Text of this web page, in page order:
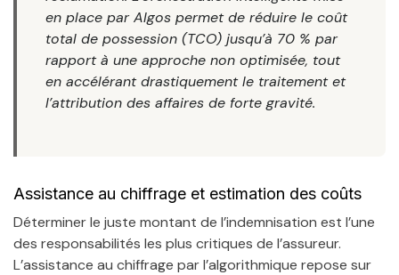
en place par Algos permet de réduire le coût
total de possession (TCO) jusqu’à 70 % par
rapport à une approche non optimisée, tout
en accélérant drastiquement le traitement et
l’attribution des affaires de forte gravité.
Assistance au chiffrage et estimation des coûts
Déterminer le juste montant de l’indemnisation est l’une
des responsabilités les plus critiques de l’assureur.
L’assistance au chiffrage par l’algorithmique repose sur